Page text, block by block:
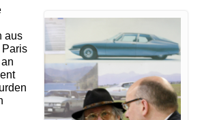
aus
Paris